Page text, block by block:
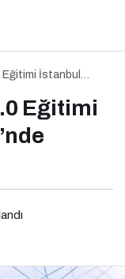
İstanbul
Eğitimi